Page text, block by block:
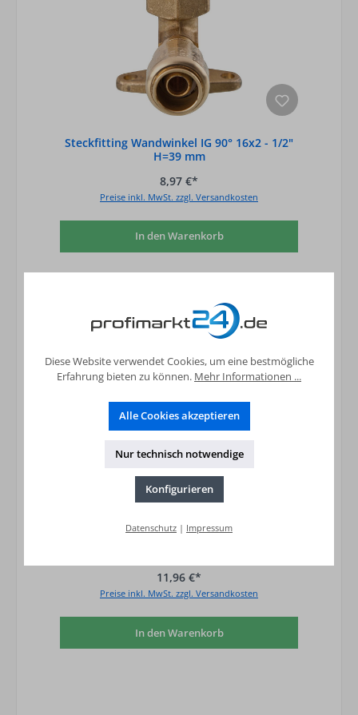
Steckfitting Wandwinkel IG 90° 16x2 - 1/2"
H=39 mm
8,97 €*
Preise inkl. MwSt. zzgl. Versandkosten
In den Warenkorb
11,96 €*
Preise inkl. MwSt. zzgl. Versandkosten
In den Warenkorb
Diese Website verwendet Cookies, um eine bestmögliche
Erfahrung bieten zu können. Mehr Informationen ...
Alle Cookies akzeptieren
Nur technisch notwendige
Konfigurieren
Datenschutz | Impressum